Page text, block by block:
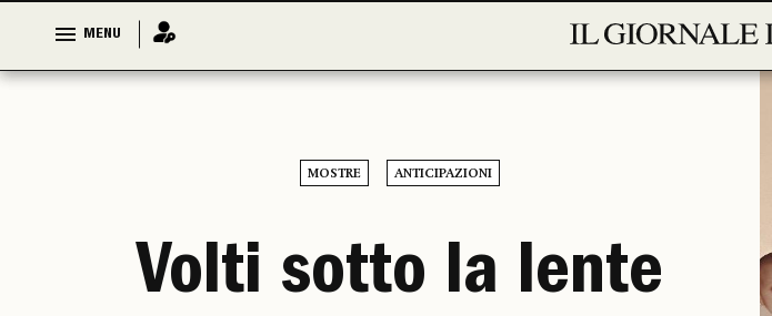
MENU
MENU
MOSTRE ANTICIPAZIONI
Volti sotto la lente